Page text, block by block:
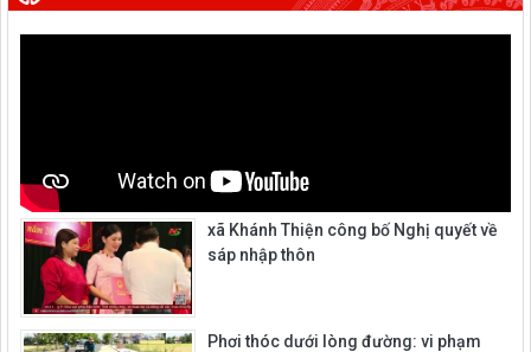
xã Khánh Thiện công bố Nghị quyết về
sáp nhập thôn
Phơi thóc dưới lòng đường: vi phạm